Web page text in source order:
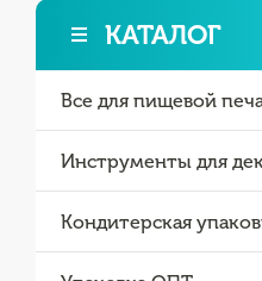
КАТАЛОГ
Все для пищевой
Инструменты для
Кондитерская